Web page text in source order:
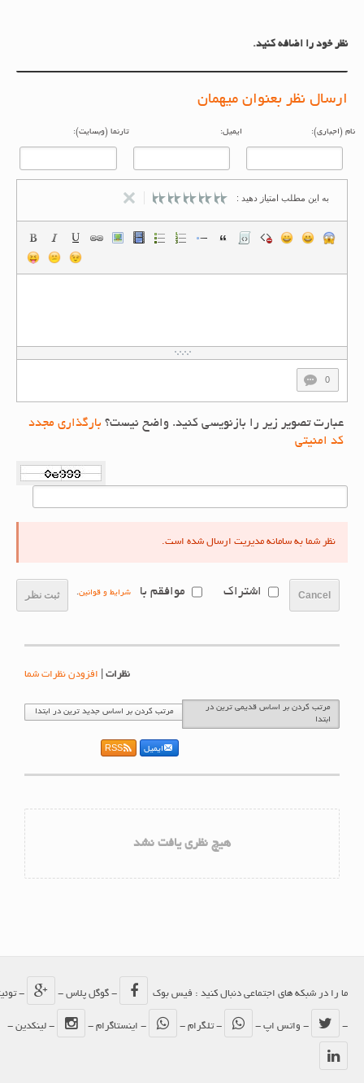
نظر خود را اضافه کنید.
ارسال نظر بعنوان میهمان
(اجباری): ایمیل: تارنما (وبسایت):
به این مطلب امتیاز دهید :
عبارت تصویر زیر را بازنویسی کنید. واضح نیست؟بارگذاری مجدد
کد امنیتی
نظر شما به سامانه مدیریت ارسال شده است.
ثبت نظر Cancel اشتراک موافقم با شرایط و قوانین.
نظرات |افزودن نظرات شما
مرتب کردن بر اساس قدیمی ترین در
مرتب کردن بر اساس جدید ترین در ابتدا
ایمیل RSS
هیچ نظری یافت نشد
ما را در شبکه های اجتماعی دنبال کنید : فیس بوک - گوگل پلاس - - توئیتر
- واتس اپ - - تلگرام - - اینستاگرام - - لینکدین -